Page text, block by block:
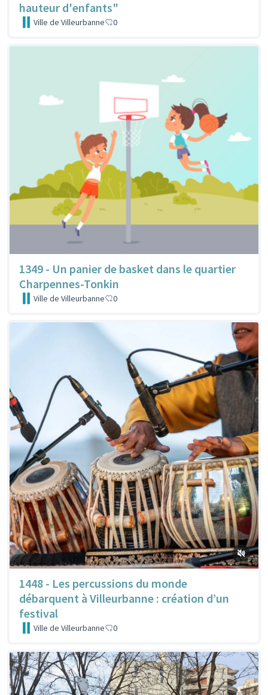
hauteur d'enfants"
Ville de Villeurbanne 0
1349 - Un panier de basket dans le quartier
Charpennes-Tonkin
Ville de Villeurbanne 0
1448 - Les percussions du monde
débarquent à Villeurbanne : création d’un
festival
Ville de Villeurbanne 0